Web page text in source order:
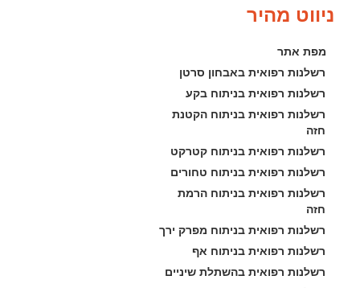
ניווט מהיר
מפת אתר
רשלנות רפואית באבחון סרטן
רשלנות רפואית בניתוח בקע
רשלנות רפואית בניתוח הקטנת
חזה
רשלנות רפואית בניתוח קטרקט
רשלנות רפואית בניתוח טחורים
רשלנות רפואית בניתוח הרמת
חזה
רשלנות רפואית בניתוח מפרק ירך
רשלנות רפואית בניתוח אף
רשלנות רפואית בהשתלת שיניים